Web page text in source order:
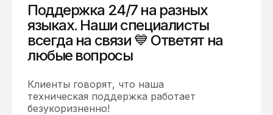
Поддержка 24/7 на разных
языках. Наши специалисты
всегда на связи 💙 Ответят на
любые вопросы
Клиенты говорят, что наша
техническая поддержка работает
безукоризненно!